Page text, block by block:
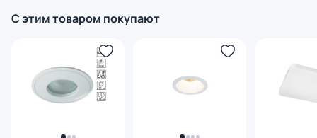
С этим товаром покупают